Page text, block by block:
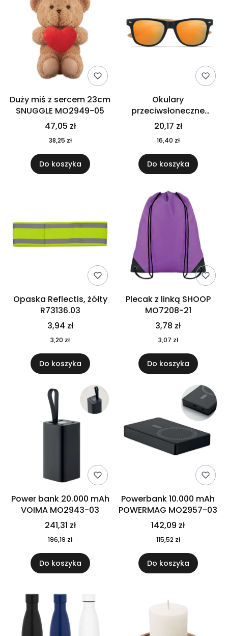
Duży miś z sercem 23cm
SNUGGLE MO2949-05
47,05 zł
38,25 zł
Do koszyka
Okulary
przeciwsłoneczne
CALIFORNIA TOUCH
MO9617-10
20,17 zł
16,40 zł
Do koszyka
Opaska Reflectis, żółty
R73136.03
3,94 zł
3,20 zł
Do koszyka
Plecak z linką SHOOP
MO7208-21
3,78 zł
3,07 zł
Do koszyka
Power bank 20.000 mAh
VOIMA MO2943-03
241,31 zł
196,19 zł
Do koszyka
Powerbank 10.000 mAh
POWERMAG MO2957-03
142,09 zł
115,52 zł
Do koszyka